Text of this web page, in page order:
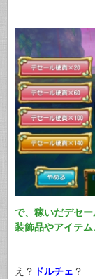
で、稼いだデセ
装飾品やアイテム
え？ ドルチェ ？